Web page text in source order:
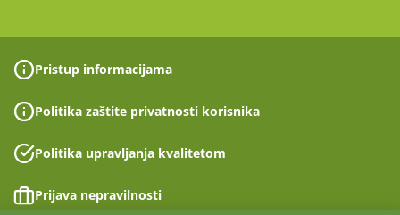
Pristup informacijama
Politika zaštite privatnosti korisnika
Politika upravljanja kvalitetom
Prijava nepravilnosti